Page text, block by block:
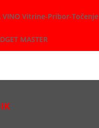
VINO Vitrine-Pribor-Točenje
MASTER